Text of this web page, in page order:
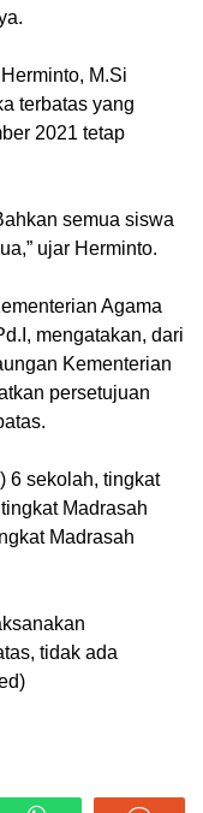
M.Si
terbatas yang
2021 tetap
semua siswa
ujar Herminto.
Agama
mengatakan, dari
Kementerian
persetujuan
6 sekolah, tingkat
Madrasah
Madrasah
tidak ada